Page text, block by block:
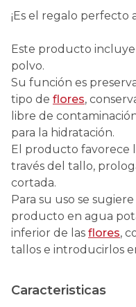
¡Es el regalo
Este producto
polvo.
Su función es
tipo de flores,
libre de
para la hidratación.
El producto favorece
través del tallo,
cortada.
Para su uso se
producto en agua
inferior de las flores,
tallos e introducirlos
Caracteristicas